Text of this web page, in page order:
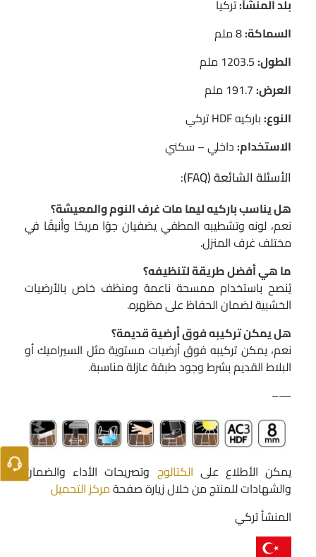
بلد المنشأ:تركيا
السماكة:
الطول:
العرض:
النوع:باركيه HDF تركي
الاستخدام:داخلي – سكني
الأسئلة الشائعة (FAQ):
هل يناسب باركيه ليما مات غرف النوم والمعيشة؟
نعم، لونه وتشطيبه المطفي يضفيان جوًا مريحًا وأنيقًا في
مختلف غرف المنزل.
ما هي أفضل طريقة لتنظيفه؟
يُنصح باستخدام ممسحة ناعمة ومنظف خاص بالأرضيات
الخشبية لضمان الحفاظ على مظهره.
هل يمكن تركيبه فوق أرضية قديمة؟
نعم، يمكن تركيبه فوق أرضيات مستوية مثل السيراميك أو
البلاط القديم بشرط وجود طبقة عازلة مناسبة.
—–
يمكن الأطلاع على الكتالوج وتصريحات الأداء والضمان
والشهادات للمنتج من خلال زيارة صفحةمركز التحميل
المنشأ تركي